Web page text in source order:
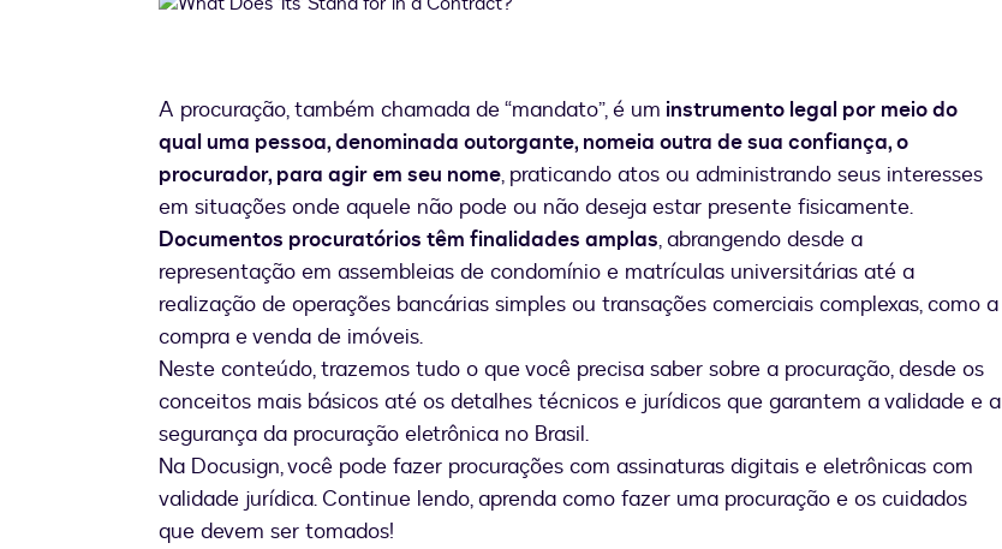
A procuração, também chamada de “mandato”, é um instrumento legal por meio do
qual uma pessoa, denominada outorgante, nomeia outra de sua confiança, o
procurador, para agir em seu nome, praticando atos ou administrando seus interesses
em situações onde aquele não pode ou não deseja estar presente fisicamente.
Documentos procuratórios têm finalidades amplas, abrangendo desde a
representação em assembleias de condomínio e matrículas universitárias até a
realização de operações bancárias simples ou transações comerciais complexas, como a
compra e venda de imóveis.
Neste conteúdo, trazemos tudo o que você precisa saber sobre a procuração, desde os
conceitos mais básicos até os detalhes técnicos e jurídicos que garantem a validade e a
segurança da procuração eletrônica no Brasil.
Na Docusign, você pode fazer procurações com assinaturas digitais e eletrônicas com
validade jurídica. Continue lendo, aprenda como fazer uma procuração e os cuidados
que devem ser tomados!